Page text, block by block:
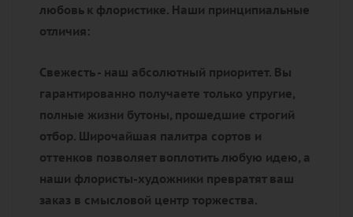
любовь к флористике. Наши принципиальные
отличия:
Свежесть - наш абсолютный приоритет. Вы
гарантированно получаете только упругие,
полные жизни бутоны, прошедшие строгий
отбор. Широчайшая палитра сортов и
оттенков позволяет воплотить любую идею, а
наши флористы-художники превратят ваш
заказ в смысловой центр торжества.